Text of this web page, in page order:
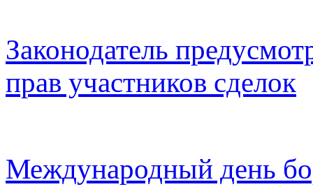
Законодатель
прав участников сделок
Международный день